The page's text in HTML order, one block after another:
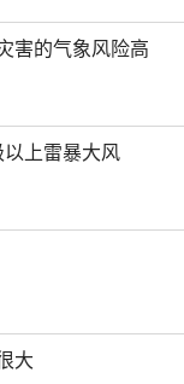
害的气象风险高
上雷暴大风
大